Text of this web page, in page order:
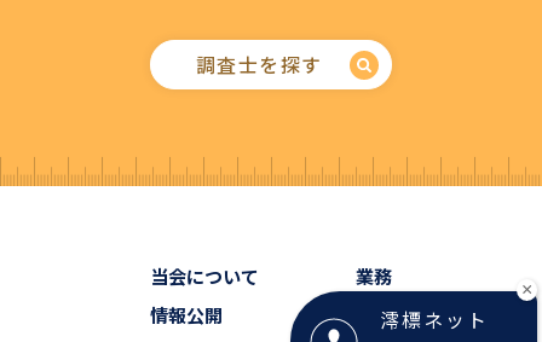
調査士を探す
当会について
業務
情報公開
会員検索澪標ネット
×